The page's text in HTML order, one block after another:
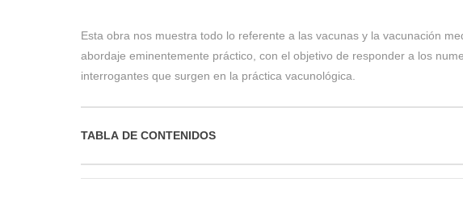
Esta obra nos muestra todo lo referente a las vacunas y la vacunación
abordaje eminentemente práctico, con el objetivo de responder a los
interrogantes que surgen en la práctica vacunológica.
TABLA DE CONTENIDOS